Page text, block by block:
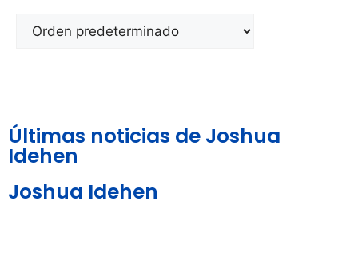
Últimas noticias de Joshua
Idehen
Joshua Idehen